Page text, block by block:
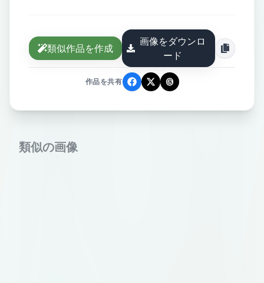
類似作品を作成
画像をダウンロ
ード
作品を共有
類似の画像